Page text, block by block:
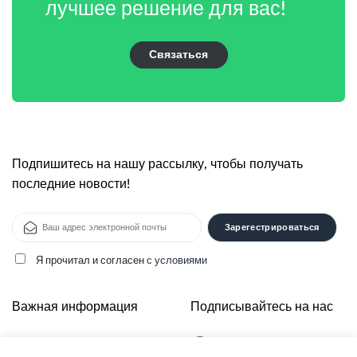
лучшее решение для вас!
Связаться
Подпишитесь на нашу рассылку, чтобы получать
последние новости!
Я прочитал и согласен с условиями
Важная информация Подписывайтесь на нас